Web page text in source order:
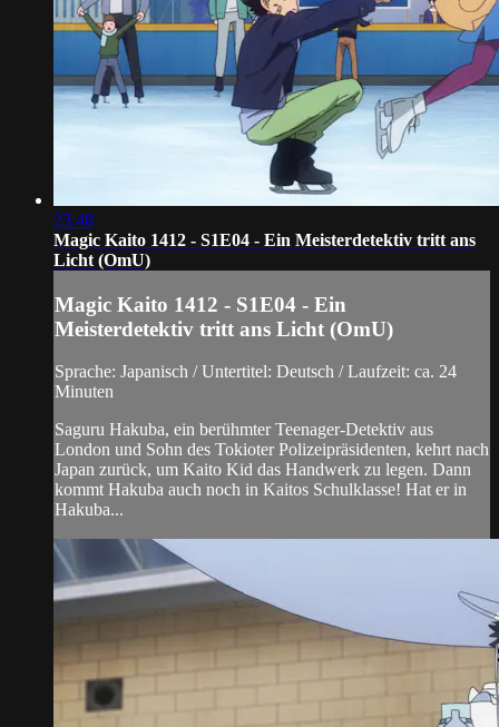
23:48
Magic Kaito 1412 - S1E04 - Ein Meisterdetektiv tritt ans
Licht (OmU)
Magic Kaito 1412 - S1E04 - Ein
Meisterdetektiv tritt ans Licht (OmU)
Sprache: Japanisch / Untertitel: Deutsch / Laufzeit: ca. 24
Minuten
Saguru Hakuba, ein berühmter Teenager-Detektiv aus
London und Sohn des Tokioter Polizeipräsidenten, kehrt nach
Japan zurück, um Kaito Kid das Handwerk zu legen. Dann
kommt Hakuba auch noch in Kaitos Schulklasse! Hat er in
Hakuba...